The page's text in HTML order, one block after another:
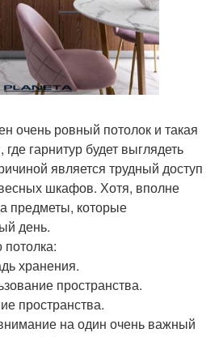
очень ровный потолок и такая
гарнитур будет выглядеть
является трудный доступ
шкафов. Хотя, вполне
предметы, которые
день.
хранения.
пространства.
пространства.
на один очень важный